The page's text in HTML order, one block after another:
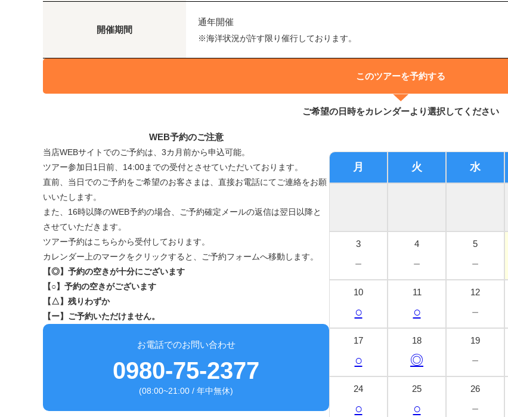
開催期間
通年開催
※海洋状況が許す限り催行しております。
このツアーを予約する
ご希望の日時をカレンダーより選択してください
WEB予約のご注意
当店WEBサイトでのご予約は、3カ月前から申込可能。
ツアー参加日1日前、14:00までの受付とさせていただいております。
直前、当日でのご予約をご希望のお客さまは、直接お電話にてご連絡をお願
いいたします。
また、16時以降のWEB予約の場合、ご予約確定メールの返信は翌日以降と
させていただきます。
ツアー予約はこちらから受付しております。
カレンダー上のマークをクリックすると、ご予約フォームへ移動します。
【◎】予約の空きが十分にございます
【○】予約の空きがございます
【△】残りわずか
【ー】ご予約いただけません。
お電話でのお問い合わせ
0980-75-2377
(08:00~21:00 / 年中無休)
月 火 水
3
－
4
－
5
－
10
○
11
○
12
－
17
○
18
◎
19
－
24
○
25
○
26
－